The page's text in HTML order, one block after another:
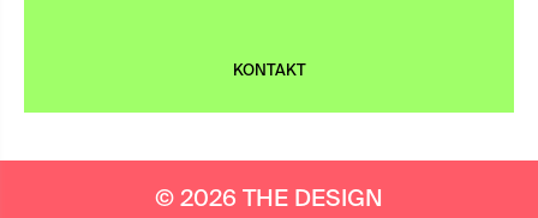
KONTAKT
© 2026 THE DESIGN